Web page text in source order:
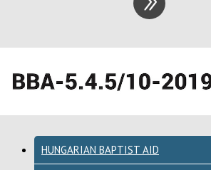
HUNGARIAN BAPTIST AID